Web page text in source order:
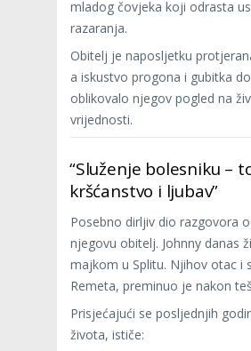
mladog čovjeka koji odrasta
razaranja.
Obitelj je naposljetku
a iskustvo progona i gubitka
oblikovalo njegov pogled na
vrijednosti.
“Služenje bolesniku –
kršćanstvo i ljubav”
Posebno dirljiv dio razgovora
njegovu obitelj. Johnny danas
majkom u Splitu. Njihov otac i
Remeta, preminuo je nakon
Prisjećajući se posljednjih
života, ističe: